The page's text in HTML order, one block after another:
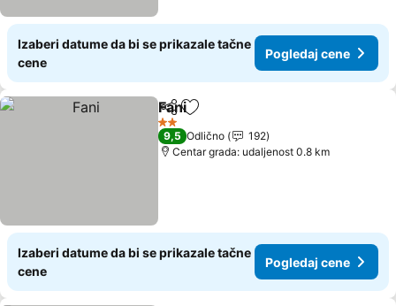
Izaberi datume da bi se prikazale tačne
cene
Pogledaj cene
Deli Dodati u favorite
Fani
2 Zvezdice
9,5 Odlično
192
Centar grada: udaljenost 0.8 km
Izaberi datume da bi se prikazale tačne
cene
Pogledaj cene